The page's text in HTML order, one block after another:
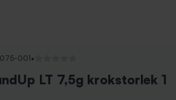
001•
LT 7,5g krokstorlek 1